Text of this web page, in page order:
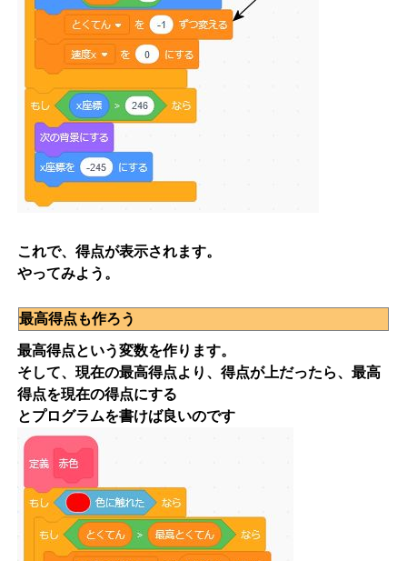
これで、得点が表示されます。
やってみよう。
最高得点も作ろう
最高得点という変数を作ります。
そして、現在の最高得点より、得点が上だったら、最高
得点を現在の得点にする
とプログラムを書けば良いのです